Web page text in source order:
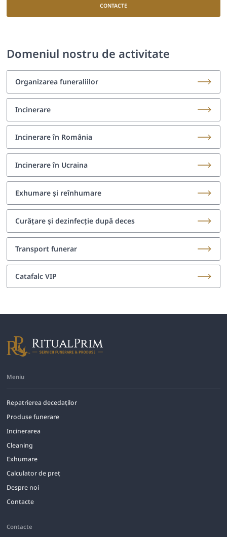
CONTACTE
Domeniul nostru de activitate
Organizarea funeraliilor
Incinerare
Incinerare în România
Incinerare în Ucraina
Exhumare și reînhumare
Curățare și dezinfecție după deces
Transport funerar
Catafalc VIP
Meniu
Repatrierea decedaților
Produse funerare
Incinerarea
Cleaning
Exhumare
Calculator de preț
Despre noi
Contacte
Contacte